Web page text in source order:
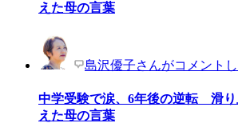
えた母の言葉
島沢優子さんがコメント
中学受験で涙、6年後の逆転 滑
えた母の言葉